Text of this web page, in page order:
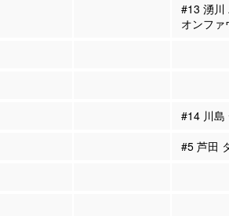
#13 湧川
オンファ
#14 川島
#5 芦田